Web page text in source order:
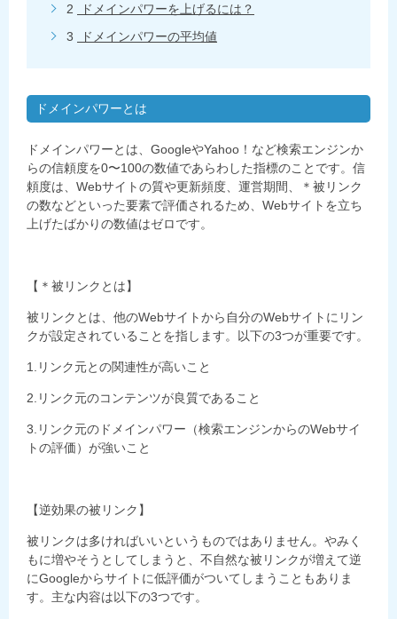
2
ドメインパワーを上げるには？
3
ドメインパワーの平均値
ドメインパワーとは
ドメインパワーとは、GoogleやYahoo！など検索エンジンか
らの信頼度を0〜100の数値であらわした指標のことです。信
頼度は、Webサイトの質や更新頻度、運営期間、＊被リンク
の数などといった要素で評価されるため、Webサイトを立ち
上げたばかりの数値はゼロです。
【＊被リンクとは】
被リンクとは、他のWebサイトから自分のWebサイトにリン
クが設定されていることを指します。以下の3つが重要です。
1.リンク元との関連性が高いこと
2.リンク元のコンテンツが良質であること
3.リンク元のドメインパワー（検索エンジンからのWebサイ
トの評価）が強いこと
【逆効果の被リンク】
被リンクは多ければいいというものではありません。やみく
もに増やそうとしてしまうと、不自然な被リンクが増えて逆
にGoogleからサイトに低評価がついてしまうこともありま
す。主な内容は以下の3つです。